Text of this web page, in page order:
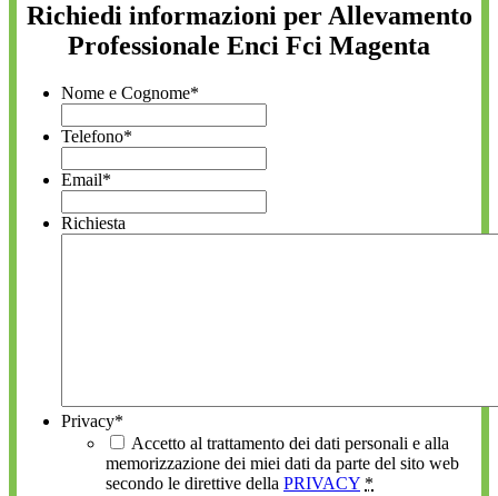
Richiedi informazioni per Allevamento
Professionale Enci Fci Magenta
Nome e Cognome*
Telefono*
Email*
Richiesta
Privacy*
Accetto al trattamento dei dati personali e alla
memorizzazione dei miei dati da parte del sito web
secondo le direttive della PRIVACY *